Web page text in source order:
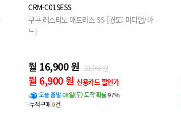
CRM-C01SESS
쿠쿠 레스티노 매트리스 SS [경도: 미디엄/하
드]
월 16,900 원 21,900원
월 6,900 원 신용카드 할인가
오늘 출발08일(토) 도착 확률97%
·누적구매0건